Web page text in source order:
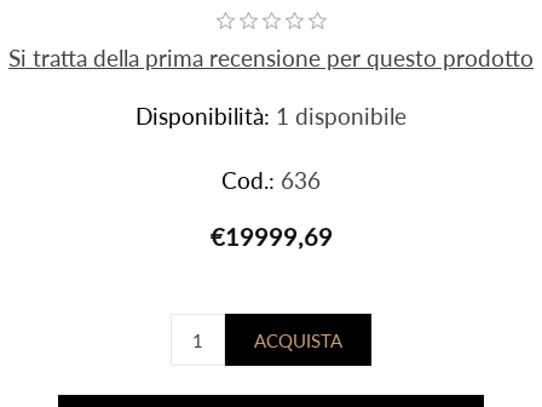
Si tratta della prima recensione per questo prodotto
Disponibilità: 1 disponibile
Cod.: 636
€19999,69